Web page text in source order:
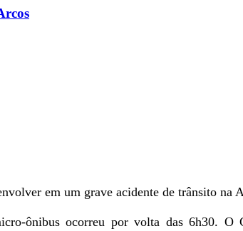
em um grave acidente de trânsito
ônibus ocorreu por volta das 6h30. O